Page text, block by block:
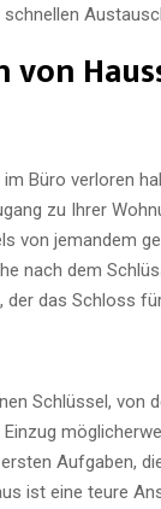
Büro verloren
zu Ihrer
von jemandem
nach dem
das Schloss
Schlüssel, von
Aufgaben,
ist eine teure